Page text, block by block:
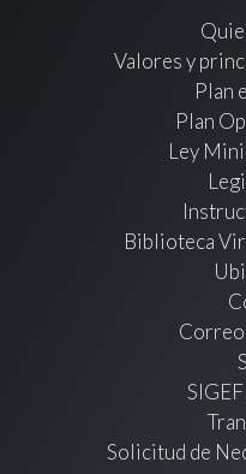
Valores y
Plan
Plan
Ley
Biblioteca
Solicitud de